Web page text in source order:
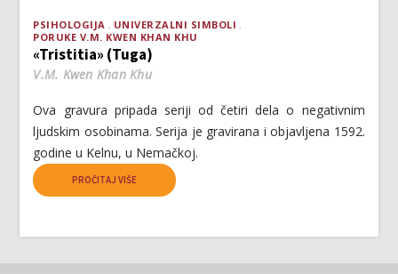
PSIHOLOGIJA
UNIVERZALNI SIMBOLI
PORUKE V.M. KWEN KHAN KHU
«Tristitia» (Tuga)
V.M. Kwen Khan Khu
Ova gravura pripada seriji od četiri dela o negativnim
ljudskim osobinama. Serija je gravirana i objavljena 1592.
godine u Kelnu, u Nemačkoj.
PROČITAJ VIŠE